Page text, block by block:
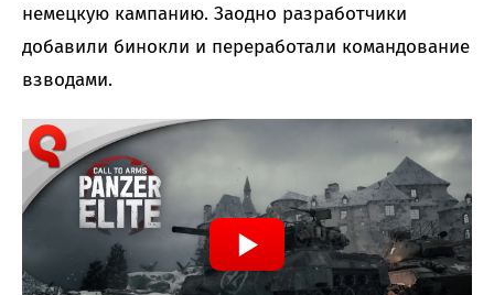
немецкую кампанию. Заодно разработчики
добавили бинокли и переработали командование
взводами.